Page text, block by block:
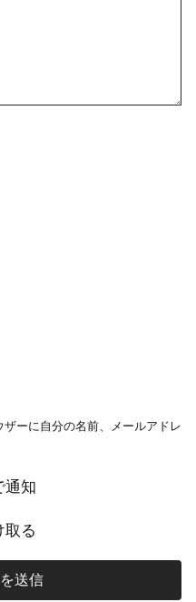
ーに自分の名前、メールアドレ
通知
取る